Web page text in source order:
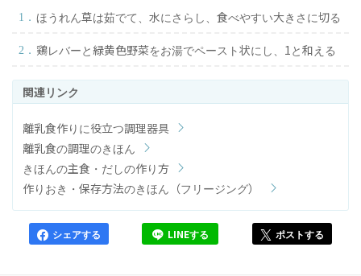
ほうれん草は茹でて、水にさらし、食べやすい大きさに切る
鶏レバーと緑黄色野菜をお湯でペースト状にし、1と和える
離乳食作りに役立つ調理器具
離乳食の調理のきほん
きほんの主食・だしの作り方
作りおき・保存方法のきほん（フリージング）
シェアする LINEする ポストする